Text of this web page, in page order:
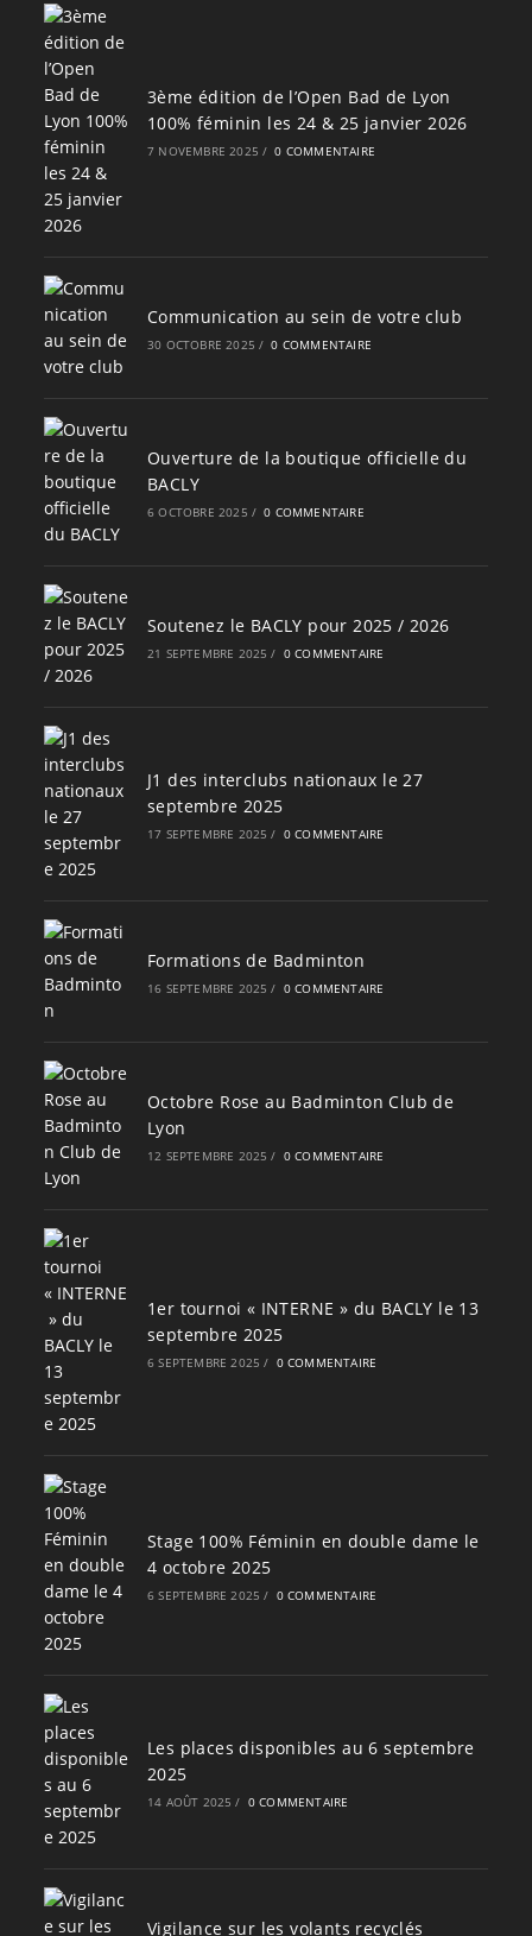
3ème édition de l’Open Bad de Lyon
100% féminin les 24 & 25 janvier 2026
7 NOVEMBRE 2025 / 0 COMMENTAIRE
Communication au sein de votre club
30 OCTOBRE 2025 / 0 COMMENTAIRE
Ouverture de la boutique officielle du
BACLY
6 OCTOBRE 2025 / 0 COMMENTAIRE
Soutenez le BACLY pour 2025 / 2026
21 SEPTEMBRE 2025 / 0 COMMENTAIRE
J1 des interclubs nationaux le 27
septembre 2025
17 SEPTEMBRE 2025 / 0 COMMENTAIRE
Formations de Badminton
16 SEPTEMBRE 2025 / 0 COMMENTAIRE
Octobre Rose au Badminton Club de
Lyon
12 SEPTEMBRE 2025 / 0 COMMENTAIRE
1er tournoi « INTERNE » du BACLY le 13
septembre 2025
6 SEPTEMBRE 2025 / 0 COMMENTAIRE
Stage 100% Féminin en double dame le
4 octobre 2025
6 SEPTEMBRE 2025 / 0 COMMENTAIRE
Les places disponibles au 6 septembre
2025
14 AOÛT 2025 / 0 COMMENTAIRE
Vigilance sur les volants recyclés